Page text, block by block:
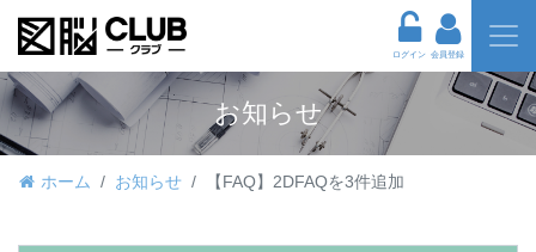
ログイン 会員登録
お知らせ
ホーム お知らせ 【FAQ】2DFAQを3件追加